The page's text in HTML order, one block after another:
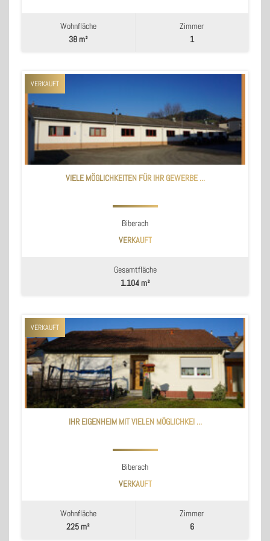
Wohnfläche
38 m²
Zimmer
1
VERKAUFT
VIELE MÖGLICHKEITEN FÜR IHR GEWERBE ...
Biberach
VERKAUFT
Gesamtfläche
1.104 m²
VERKAUFT
IHR EIGENHEIM MIT VIELEN MÖGLICHKEI ...
Biberach
VERKAUFT
Wohnfläche
225 m²
Zimmer
6